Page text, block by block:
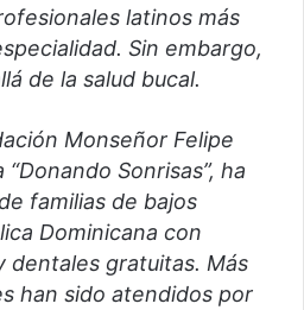
latinos más
Sin embargo,
de la salud bucal.
Monseñor Felipe
Sonrisas”, ha
familias de bajos
Dominicana con
dentales gratuitas. Más
han sido atendidos por